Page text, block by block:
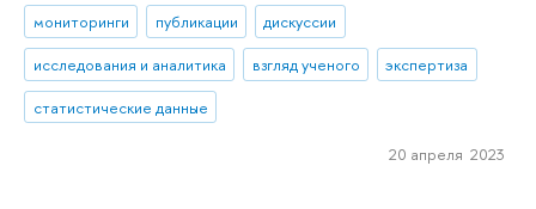
мониторинги публикации
дискуссии
исследования и аналитика
взгляд ученого
экспертиза
статистические данные
20 апреля 2023